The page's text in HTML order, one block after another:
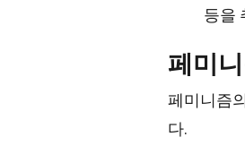
등을
페미
페미니즘
다.